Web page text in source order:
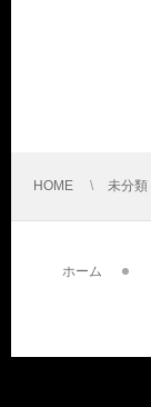
HOME 未分類
ホーム